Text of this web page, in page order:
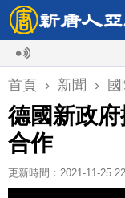
首頁 › 新聞 ›
德國新政
合作
更新時間：2021-11-25